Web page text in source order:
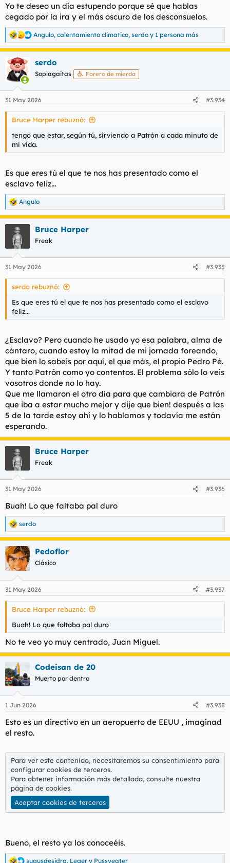
Yo te deseo un día estupendo porque sé que hablas
cegado por la ira y el más oscuro de los desconsuelos.
R
e
a
c
c
i
e
s
Angulo, calentamiento climatico, serdo y 1 persona más
serdo
Soplagaitas Forero de mierda
31 May 2026 #3.934
Bruce Harper rebuznó:
tengo que estar, según tú, sirviendo a Patrón a cada minuto de
mi vida.
Es que eres tú el que te nos has presentado como el
esclavo feliz...
R
e
a
e
s
Angulo
Bruce Harper
Freak
31 May 2026 #3.935
serdo rebuznó:
Es que eres tú el que te nos has presentado como el esclavo
feliz...
¿Esclavo? Pero cuando he usado yo esa palabra, alma de
cántaro, cuando estoy la mitad de mi jornada foreando,
que bien lo sabeis por aquí, el que más, el propio Pedro Pé.
Y tanto Patrón como yo contentos. El problema sólo lo veis
vosotros donde no lo hay.
Que me llamaron el otro día para que cambiara de Patrón
que iba a estar mucho mejor y dije que bien! después a las
5 de la tarde estoy ahí y lo hablamos y todavía me están
esperando.
Bruce Harper
Freak
31 May 2026 #3.936
Buah! Lo que faltaba pal duro
R
e
a
c
c
i
e
s
serdo
Pedoflor
Clásico
31 May 2026 #3.937
Bruce Harper rebuznó:
Buah! Lo que faltaba pal duro
No te veo yo muy centrado, Juan Miguel.
Codeisan de 20
Muerto por dentro
1 Jun 2026 #3.938
Esto es un directivo en un aeropuerto de EEUU , imaginad
el resto.
Para ver este contenido, necesitaremos su consentimiento para
configurar cookies de terceros.
Para obtener información más detallada, consulte nuestra
página de cookies.
Aceptar cookies de terceros
Bueno, el resto ya los conoceéis.
sugusdesidra, Leger y Pussyeater